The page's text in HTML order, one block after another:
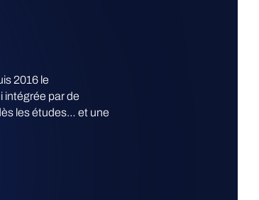
2016 le
intégrée par de
les études… et une